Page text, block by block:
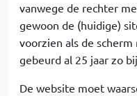
vanwege de rechter
gewoon de (huidige)
voorzien als de
gebeurd al 25 jaar zo
De website moet